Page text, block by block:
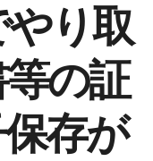
り取
の証
存が